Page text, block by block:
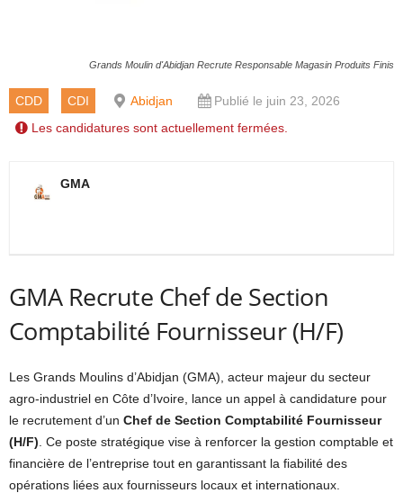
Grands Moulin d'Abidjan Recrute Responsable Magasin Produits Finis
CDD CDI Abidjan
Publié le juin 23, 2026
Les candidatures sont actuellement fermées.
GMA
GMA Recrute Chef de Section
Comptabilité Fournisseur (H/F)
Les Grands Moulins d’Abidjan (GMA), acteur majeur du secteur
agro-industriel en Côte d’Ivoire, lance un appel à candidature pour
le recrutement d’un Chef de Section Comptabilité Fournisseur
(H/F) . Ce poste stratégique vise à renforcer la gestion comptable et
financière de l’entreprise tout en garantissant la fiabilité des
opérations liées aux fournisseurs locaux et internationaux.